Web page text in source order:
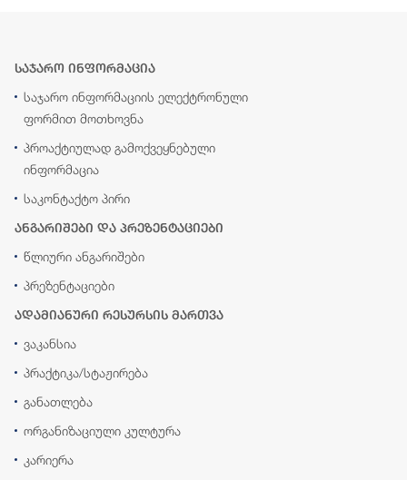
საჯარო ინფორმაცია
საჯარო ინფორმაციის ელექტრონული
ფორმით მოთხოვნა
პროაქტიულად გამოქვეყნებული
ინფორმაცია
საკონტაქტო პირი
ანგარიშები და პრეზენტაციები
წლიური ანგარიშები
პრეზენტაციები
ადამიანური რესურსის მართვა
ვაკანსია
პრაქტიკა/სტაჟირება
განათლება
ორგანიზაციული კულტურა
კარიერა